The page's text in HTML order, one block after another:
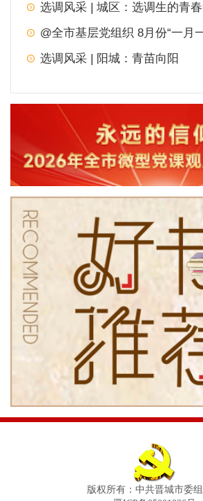
选调风采 | 城区：选调生的青
@全市基层党组织 8月份“一月一实践”主
选调风采 | 阳城：青苗向阳
版权所有：中共晋城市委